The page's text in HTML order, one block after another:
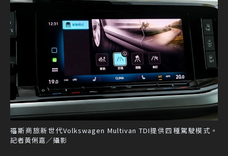
福斯商旅新世代Volkswagen Multivan TDI提供四種駕駛模式。
記者黃俐嘉／攝影